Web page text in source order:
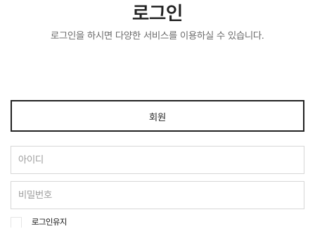
로그인
로그인을 하시면 다양한 서비스를 이용하실 수 있습니다.
회원
로그인유지